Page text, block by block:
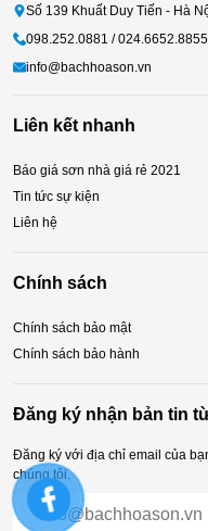
Số 139 Khuất Duy Tiến - Hà
098.252.0881 / 024.6652.8855
info@bachhoason.vn
Liên kết nhanh
Báo giá sơn nhà giá rẻ 2021
Tin tức sự kiện
Liên hệ
Chính sách
Chính sách bảo mật
Chính sách bảo hành
Đăng ký nhận bản tin
Đăng ký với địa chỉ email của
chúng tôi.